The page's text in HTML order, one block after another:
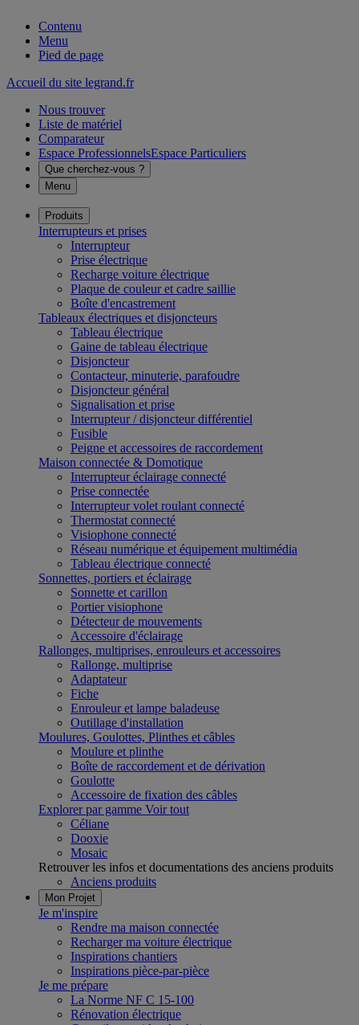
Contenu
Menu
Pied de page
Accueil du site legrand.fr
Nous trouver
Liste de matériel
Comparateur
Espace ProfessionnelsEspace Particuliers
Que cherchez-vous ?
Menu
Produits
Interrupteurs et prises
Interrupteur
Prise électrique
Recharge voiture électrique
Plaque de couleur et cadre saillie
Boîte d'encastrement
Tableaux électriques et disjoncteurs
Tableau électrique
Gaine de tableau électrique
Disjoncteur
Contacteur, minuterie, parafoudre
Disjoncteur général
Signalisation et prise
Interrupteur / disjoncteur différentiel
Fusible
Peigne et accessoires de raccordement
Maison connectée & Domotique
Interrupteur éclairage connecté
Prise connectée
Interrupteur volet roulant connecté
Thermostat connecté
Visiophone connecté
Réseau numérique et équipement multimédia
Tableau électrique connecté
Sonnettes, portiers et éclairage
Sonnette et carillon
Portier visiophone
Détecteur de mouvements
Accessoire d'éclairage
Rallonges, multiprises, enrouleurs et accessoires
Rallonge, multiprise
Adaptateur
Fiche
Enrouleur et lampe baladeuse
Outillage d'installation
Moulures, Goulottes, Plinthes et câbles
Moulure et plinthe
Boîte de raccordement et de dérivation
Goulotte
Accessoire de fixation des câbles
Explorer par gamme Voir tout
Céliane
Dooxie
Mosaic
Retrouver les infos et documentations des anciens produits
Anciens produits
Mon Projet
Je m'inspire
Rendre ma maison connectée
Recharger ma voiture électrique
Inspirations chantiers
Inspirations pièce-par-pièce
Je me prépare
La Norme NF C 15-100
Rénovation électrique